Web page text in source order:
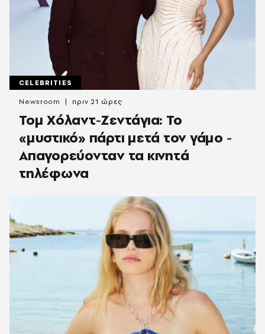
CELEBRITIES
Τομ Χόλαντ-Ζεντάγια: Το
«μυστικό» πάρτι μετά τον γάμο -
Απαγορεύονταν τα κινητά
τηλέφωνα
Newsroom πριν 21 ώρες